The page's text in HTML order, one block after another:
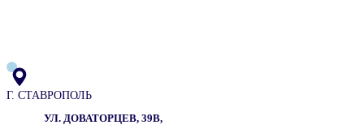
Г. СТАВРОПОЛЬ
УЛ. ДОВАТОРЦЕВ, 39В,